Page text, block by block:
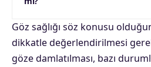
Göz sağlığı söz konusu
dikkatle değerlendirilmesi
göze damlatılması, bazı